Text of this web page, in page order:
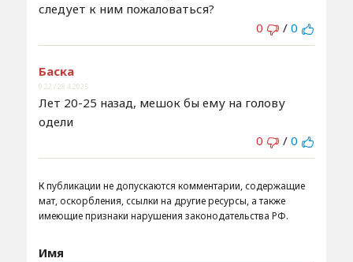
следует к ним пожаловаться?
0
/ 0
Баска
9:22 / 28.4.2025
Лет 20-25 назад, мешок бы ему на голову
одели
0
/ 0
К публикации не допускаются комментарии, содержащие
мат, оскорбления, ссылки на другие ресурсы, а также
имеющие признаки нарушения законодательства РФ.
Имя